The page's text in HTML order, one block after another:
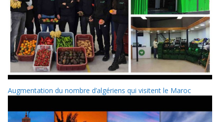
Augmentation du nombre d’algériens qui visitent le Maroc